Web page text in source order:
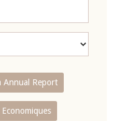
Annual Report
Economiques